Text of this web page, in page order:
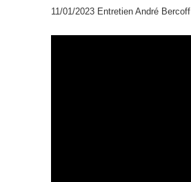
11/01/2023 Entretien André Bercoff